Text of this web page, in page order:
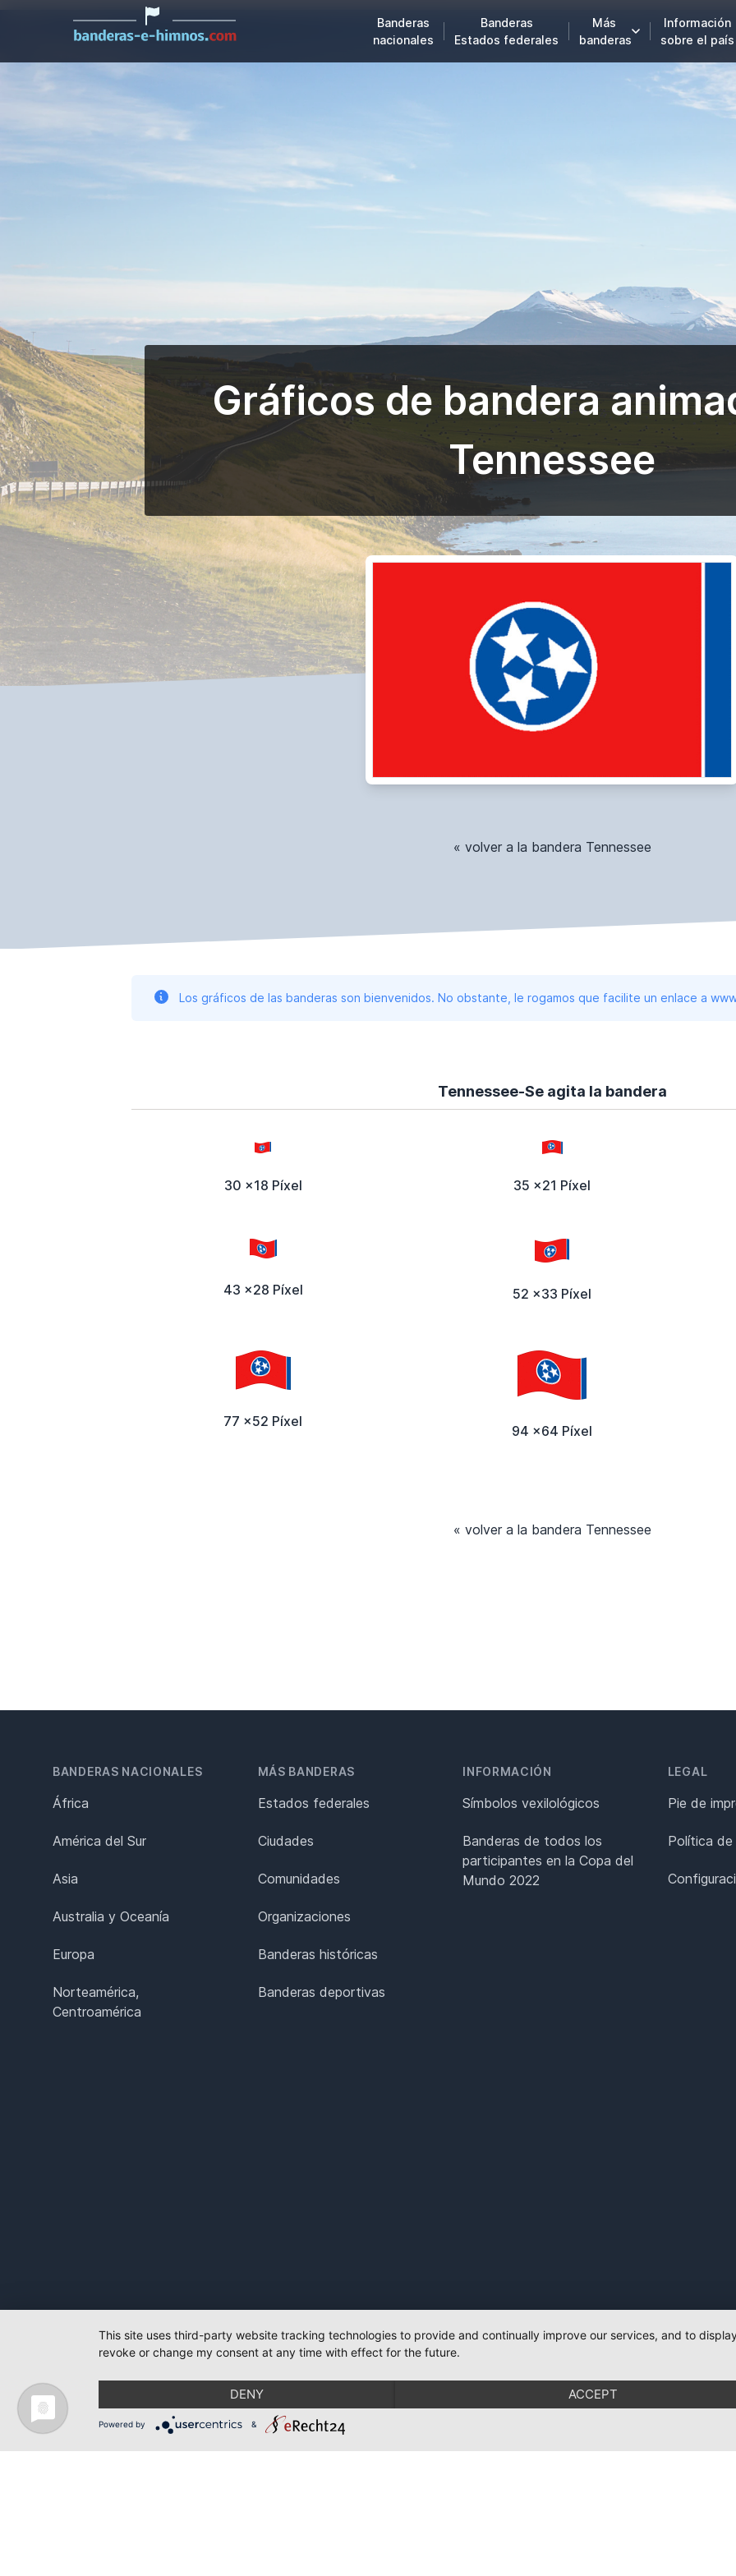
Banderas
nacionales
Banderas
Estados federales
Más
banderas
Información
sobre el país
Gráficos de bandera
Tennessee
« volver a la bandera Tennessee
Los gráficos de las banderas son bienvenidos. No obstante, le rogamos que facilite un enlace a
Tennessee-Se agita la bandera
30 x18 Píxel 35 x21 Píxel
43 x28 Píxel 52 x33 Píxel
77 x52 Píxel
94 x64 Píxel
« volver a la bandera Tennessee
BANDERAS NACIONALES
África
América del Sur
Asia
Australia y Oceanía
Europa
Norteamérica,
Centroamérica
MÁS BANDERAS
Estados federales
Ciudades
Comunidades
Organizaciones
Banderas históricas
Banderas deportivas
INFORMACIÓN
Símbolos vexilológicos
Banderas de todos los
participantes en la Copa del
Mundo 2022
LEGAL
Pie de
Política de
This site uses third-party website tracking technologies to provide and continually improve our services, and to
revoke or change my consent at any time with effect for the future.
DENY ACCEPT
Powered by &